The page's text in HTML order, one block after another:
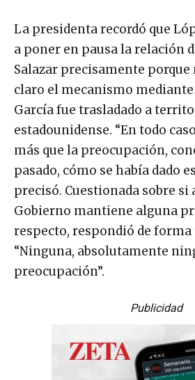
La presidenta recordó que
a poner en pausa la relación
Salazar precisamente porque
claro el mecanismo mediante
García fue trasladado a
estadounidense. “En todo
más que la preocupación,
pasado, cómo se había dado
precisó. Cuestionada sobre
Gobierno mantiene alguna
respecto, respondió de forma
“Ninguna, absolutamente
preocupación”.
Publicidad